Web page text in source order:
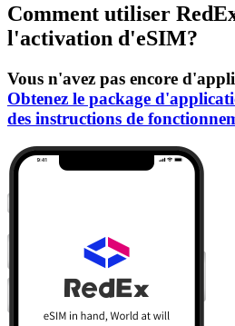
Comment utiliser
l'activation d'eSIM?
Vous n'avez pas encore
Obtenez le package
des instructions de